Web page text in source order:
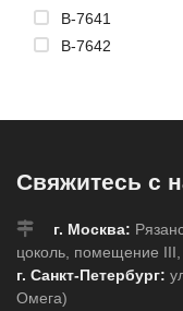
B-7641
B-7642
Свяжитесь с
г. Москва:
цоколь, помещение III,
г. Санкт-Петербург:
Омега)